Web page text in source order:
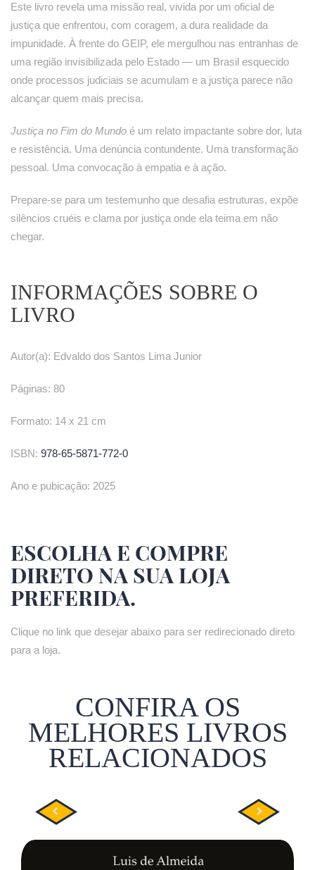
Este livro revela uma missão real, vivida por um oficial de
justiça que enfrentou, com coragem, a dura realidade da
impunidade. À frente do GEIP, ele mergulhou nas entranhas de
uma região invisibilizada pelo Estado — um Brasil esquecido
onde processos judiciais se acumulam e a justiça parece não
alcançar quem mais precisa.
Justiça no Fim do Mundo é um relato impactante sobre dor, luta
e resistência. Uma denúncia contundente. Uma transformação
pessoal. Uma convocação à empatia e à ação.
Prepare-se para um testemunho que desafia estruturas, expõe
silêncios cruéis e clama por justiça onde ela teima em não
chegar.
INFORMAÇÕES SOBRE O
LIVRO
Autor(a): Edvaldo dos Santos Lima Junior
Páginas: 80
Formato: 14 x 21 cm
ISBN: 978-65-5871-772-0
Ano e pubicação: 2025
ESCOLHA E COMPRE
DIRETO NA SUA LOJA
PREFERIDA.
Clique no link que desejar abaixo para ser redirecionado direto
para a loja.
CONFIRA OS
MELHORES LIVROS
RELACIONADOS